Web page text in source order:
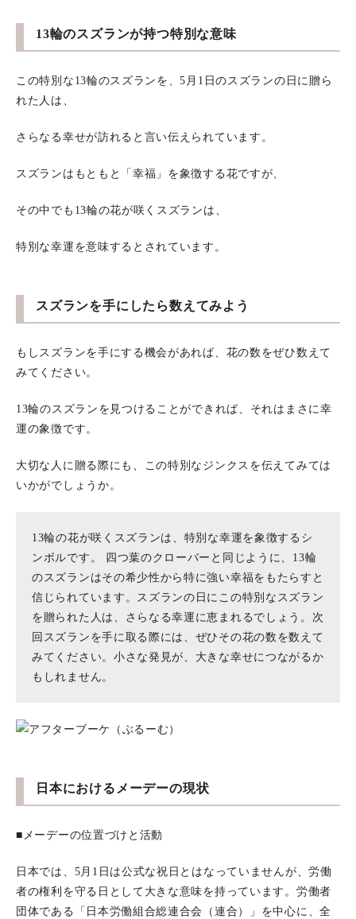
13輪のスズランが持つ特別な意味
この特別な13輪のスズランを、5月1日のスズランの日に贈ら
れた人は、
さらなる幸せが訪れると言い伝えられています。
スズランはもともと「幸福」を象徴する花ですが、
その中でも13輪の花が咲くスズランは、
特別な幸運を意味するとされています。
スズランを手にしたら数えてみよう
もしスズランを手にする機会があれば、花の数をぜひ数えて
みてください。
13輪のスズランを見つけることができれば、それはまさに幸
運の象徴です。
大切な人に贈る際にも、この特別なジンクスを伝えてみては
いかがでしょうか。
13輪の花が咲くスズランは、特別な幸運を象徴するシ
ンボルです。 四つ葉のクローバーと同じように、13輪
のスズランはその希少性から特に強い幸福をもたらすと
信じられています。スズランの日にこの特別なスズラン
を贈られた人は、さらなる幸運に恵まれるでしょう。次
回スズランを手に取る際には、ぜひその花の数を数えて
みてください。小さな発見が、大きな幸せにつながるか
もしれません。
日本におけるメーデーの現状
■メーデーの位置づけと活動
日本では、5月1日は公式な祝日とはなっていませんが、労働
者の権利を守る日として大きな意味を持っています。労働者
団体である「日本労働組合総連合会（連合）」を中心に、全